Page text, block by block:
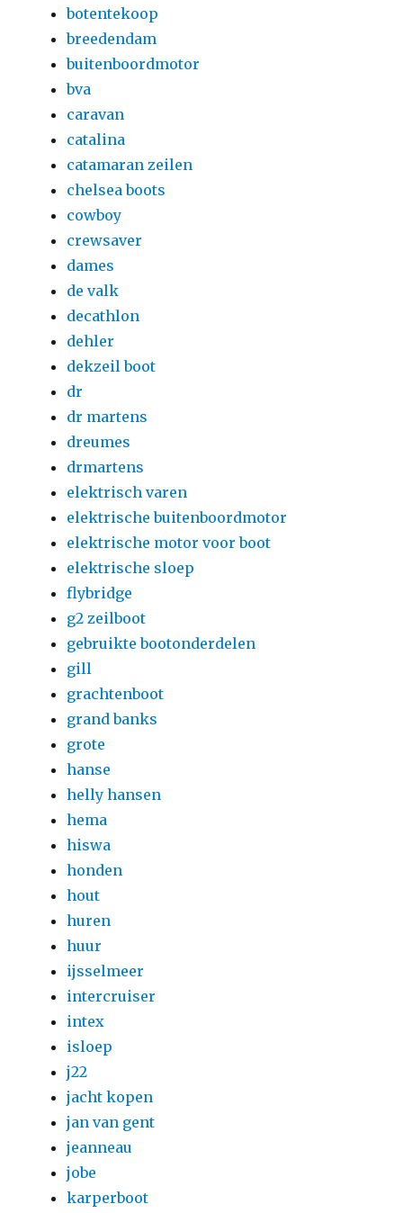
botentekoop
breedendam
buitenboordmotor
bva
caravan
catalina
catamaran zeilen
chelsea boots
cowboy
crewsaver
dames
de valk
decathlon
dehler
dekzeil boot
dr
dr martens
dreumes
drmartens
elektrisch varen
elektrische buitenboordmotor
elektrische motor voor boot
elektrische sloep
flybridge
g2 zeilboot
gebruikte bootonderdelen
gill
grachtenboot
grand banks
grote
hanse
helly hansen
hema
hiswa
honden
hout
huren
huur
ijsselmeer
intercruiser
intex
isloep
j22
jacht kopen
jan van gent
jeanneau
jobe
karperboot